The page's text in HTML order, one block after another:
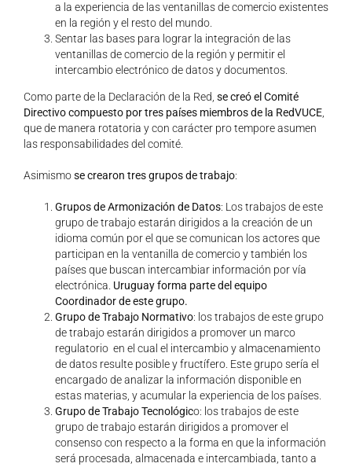
a la experiencia de las ventanillas de comercio existentes
en la región y el resto del mundo.
Sentar las bases para lograr la integración de las
ventanillas de comercio de la región y permitir el
intercambio electrónico de datos y documentos.
Como parte de la Declaración de la Red, se creó el Comité
Directivo compuesto por tres países miembros de la RedVUCE
que de manera rotatoria y con carácter pro tempore asumen
las responsabilidades del comité.
Asimismose crearon tres grupos de trabajo:
Grupos de Armonización de Datos: Los trabajos de este
grupo de trabajo estarán dirigidos a la creación de un
idioma común por el que se comunican los actores que
participan en la ventanilla de comercio y también los
países que buscan intercambiar información por vía
electrónica. Uruguay forma parte del equipo
Coordinador de este grupo.
Grupo de Trabajo Normativo: los trabajos de este grupo
de trabajo estarán dirigidos a promover un marco
regulatorio en el cual el intercambio y almacenamiento
de datos resulte posible y fructífero. Este grupo sería el
encargado de analizar la información disponible en
estas materias, y acumular la experiencia de los países.
Grupo de Trabajo Tecnológico: los trabajos de este
grupo de trabajo estarán dirigidos a promover el
consenso con respecto a la forma en que la información
será procesada, almacenada e intercambiada, tanto a